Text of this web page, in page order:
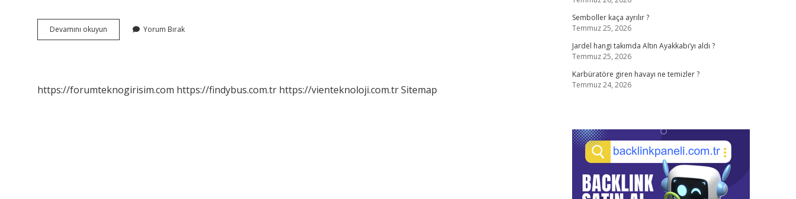
Devamını okuyun
Üretim
Yorum Bırak
https://forumteknogirisim.com https://findybus.com.tr https://vienteknoloji.com.trSitemap
Semboller kaça ayrılır ?
Temmuz 25, 2026
Jardel hangi takımda Altın Ayakkabı’yı aldı ?
Temmuz 25, 2026
Karbüratöre giren havayı ne temizler ?
Temmuz 24, 2026